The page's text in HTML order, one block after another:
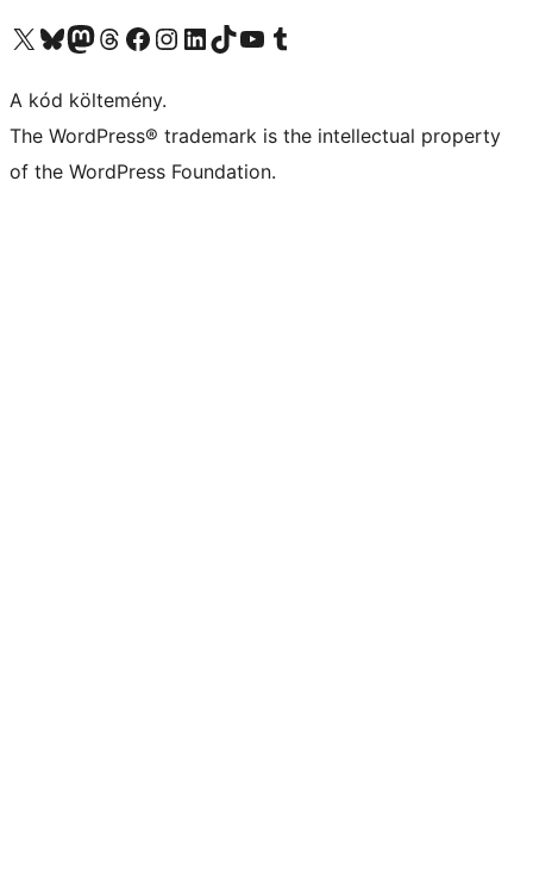
Visit our X (formerly Twitter) account
Visit our Bluesky account
Twitter csatornánk
Visit our Threads account
Facebook oldalunk megtekintése
Visit our Instagram account
Visit our LinkedIn account
Visit our TikTok account
Visit our YouTube channel
Visit our Tumblr account
A kód költemény.
The WordPress® trademark is the intellectual property
of the WordPress Foundation.